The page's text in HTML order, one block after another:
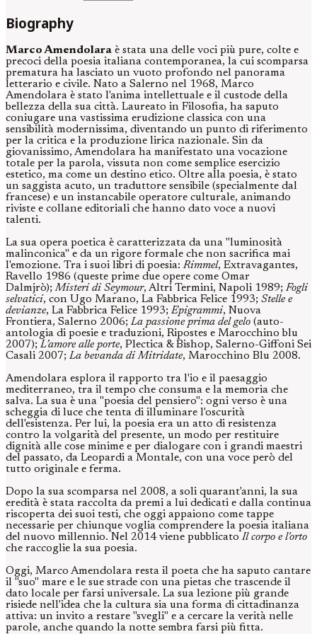
Biography
Marco Amendolara è stata una delle voci più pure, colte e
precoci della poesia italiana contemporanea, la cui scomparsa
prematura ha lasciato un vuoto profondo nel panorama
letterario e civile. Nato a Salerno nel 1968, Marco
Amendolara è stato l'anima intellettuale e il custode della
bellezza della sua città. Laureato in Filosofia, ha saputo
coniugare una vastissima erudizione classica con una
sensibilità modernissima, diventando un punto di riferimento
per la critica e la produzione lirica nazionale. Sin da
giovanissimo, Amendolara ha manifestato una vocazione
totale per la parola, vissuta non come semplice esercizio
estetico, ma come un destino etico. Oltre alla poesia, è stato
un saggista acuto, un traduttore sensibile (specialmente dal
francese) e un instancabile operatore culturale, animando
riviste e collane editoriali che hanno dato voce a nuovi
talenti.
La sua opera poetica è caratterizzata da una "luminosità
malinconica" e da un rigore formale che non sacrifica mai
l'emozione. Tra i suoi libri di poesia: Rimmel, Extravagantes,
Ravello 1986 (queste prime due opere come Omar
Dalmjrò);Misteri di Seymour, Altri Termini, Napoli 1989; Fogli
selvatici, con Ugo Marano, La Fabbrica Felice 1993; Stelle e
devianze, La Fabbrica Felice 1993; Epigrammi, Nuova
Frontiera, Salerno 2006; La passione prima del gelo (auto-
antologia di poesie e traduzioni, Ripostes e Marocchino blu
2007); L’amore alle porte, Plectica & Bishop, Salerno-Giffoni Sei
Casali 2007; La bevanda di Mitridate, Marocchino Blu 2008.
Amendolara esplora il rapporto tra l'io e il paesaggio
mediterraneo, tra il tempo che consuma e la memoria che
salva. La sua è una "poesia del pensiero": ogni verso è una
scheggia di luce che tenta di illuminare l'oscurità
dell'esistenza. Per lui, la poesia era un atto di resistenza
contro la volgarità del presente, un modo per restituire
dignità alle cose minime e per dialogare con i grandi maestri
del passato, da Leopardi a Montale, con una voce però del
tutto originale e ferma.
Dopo la sua scomparsa nel 2008, a soli quarant'anni, la sua
eredità è stata raccolta da premi a lui dedicati e dalla continua
riscoperta dei suoi testi, che oggi appaiono come tappe
necessarie per chiunque voglia comprendere la poesia italiana
del nuovo millennio. Nel 2014 viene pubblicato Il corpo e l'orto
che raccoglie la sua poesia.
Oggi, Marco Amendolara resta il poeta che ha saputo cantare
il "suo" mare e le sue strade con una pietas che trascende il
dato locale per farsi universale. La sua lezione più grande
risiede nell'idea che la cultura sia una forma di cittadinanza
attiva: un invito a restare "svegli" e a cercare la verità nelle
parole, anche quando la notte sembra farsi più fitta.